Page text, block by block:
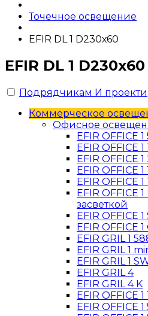
Точечное освещение
EFIR DL 1 D230х60
EFIR DL 1 D230х60
Подрядчикам И
Коммерческое
Офисное
EFIR OFFICE
EFIR OFFICE
EFIR OFFICE
EFIR OFFICE
EFIR OFFICE 1
EFIR OFFICE
засветкой
EFIR OFFICE
EFIR OFFICE 1
EFIR GRIL 1
EFIR GRIL 1
EFIR GRIL 1
EFIR GRIL 4
EFIR GRIL 4 K
EFIR OFFICE 1
EFIR OFFICE